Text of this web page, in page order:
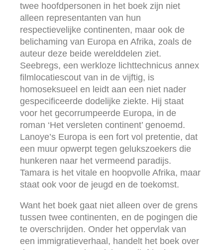
twee hoofdpersonen in het boek zijn niet
alleen representanten van hun
respectievelijke continenten, maar ook de
belichaming van Europa en Afrika, zoals de
auteur deze beide werelddelen ziet.
Seebregs, een werkloze lichttechnicus annex
filmlocatiescout van in de vijftig, is
homoseksueel en leidt aan een niet nader
gespecificeerde dodelijke ziekte. Hij staat
voor het gecorrumpeerde Europa, in de
roman ‘Het versleten continent’ genoemd.
Lanoye’s Europa is een fort vol pretentie, dat
een muur opwerpt tegen gelukszoekers die
hunkeren naar het vermeend paradijs.
Tamara is het vitale en hoopvolle Afrika, maar
staat ook voor de jeugd en de toekomst.
Want het boek gaat niet alleen over de grens
tussen twee continenten, en de pogingen die
te overschrijden. Onder het oppervlak van
een immigratieverhaal, handelt het boek over